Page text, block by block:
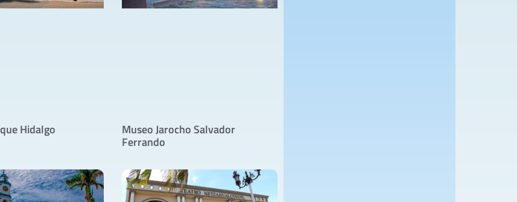
Hidalgo Museo Jarocho Salvador
Ferrando